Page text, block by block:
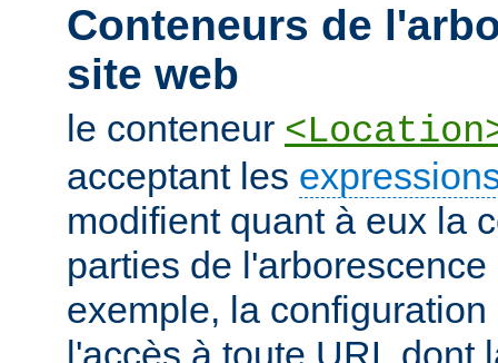
Conteneurs de
site web
le conteneur
acceptant les
modifient quant à eux la
parties de
exemple, la